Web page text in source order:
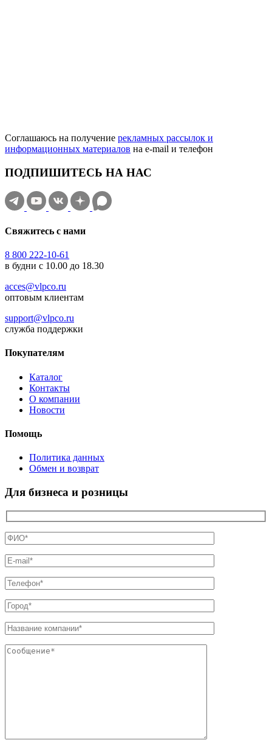
Соглашаюсь на получение рекламных рассылок и
информационных материалов на e‑mail и телефон
ПОДПИШИТЕСЬ НА НАС
Свяжитесь с нами
8 800 222-10-61
в будни с 10.00 до 18.30
acces@vlpco.ru
оптовым клиентам
support@vlpco.ru
служба поддержки
Покупателям
Каталог
Контакты
О компании
Новости
Помощь
Политика данных
Обмен и возврат
Для бизнеса и розницы